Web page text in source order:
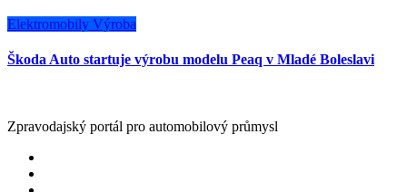
Elektromobily Výroba
Škoda Auto startuje výrobu modelu Peaq v Mladé Boleslavi
Zpravodajský portál pro automobilový průmysl